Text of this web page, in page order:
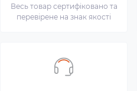
Весь товар сертифіковано та
перевірене на знак якості